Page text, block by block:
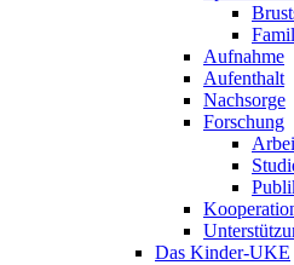
Aufnahme
Aufenthalt
Nachsorge
Forschung
Das Kinder-UKE